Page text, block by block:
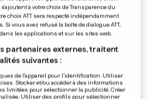
à votre choix de Transparence du
choix ATT sera respecté indépendamment
vous avez refusé la boîte de dialogue ATT,
les applications et sur les sites web.
partenaires externes, traitent
suivantes :
de l’appareil pour l’identification. Utiliser
Stocker et/ou accéder à des informations
limitées pour sélectionner la publicité. Créer
Utiliser des profils pour sélectionner